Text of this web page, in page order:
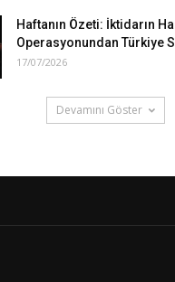
Haftanın Özeti: İktidarın
Operasyonundan Türkiye
17/07/2026
Devamını Göster